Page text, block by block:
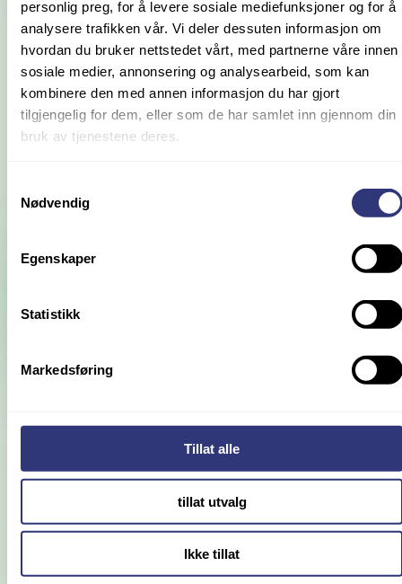
personlig preg, for å levere sosiale mediefunksjoner og for å
analysere trafikken vår. Vi deler dessuten informasjon om
hvordan du bruker nettstedet vårt, med partnerne våre innen
sosiale medier, annonsering og analysearbeid, som kan
kombinere den med annen informasjon du har gjort
tilgjengelig for dem, eller som de har samlet inn gjennom din
bruk av tjenestene deres.
Nødvendig
Egenskaper
Statistikk
Markedsføring
Tillat alle
tillat utvalg
Ikke tillat